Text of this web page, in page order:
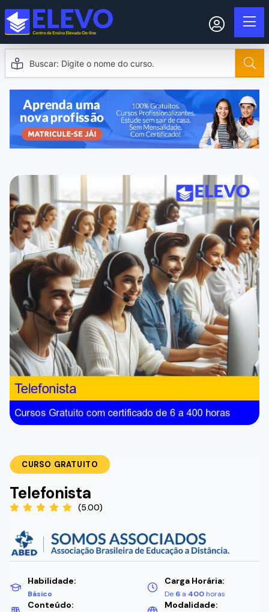
CURSO GRATUITO
Telefonista
(5.00)
Habilidade:
Básico
Carga Horária:
De 6 a 400 horas
Conteúdo: Modalidade: